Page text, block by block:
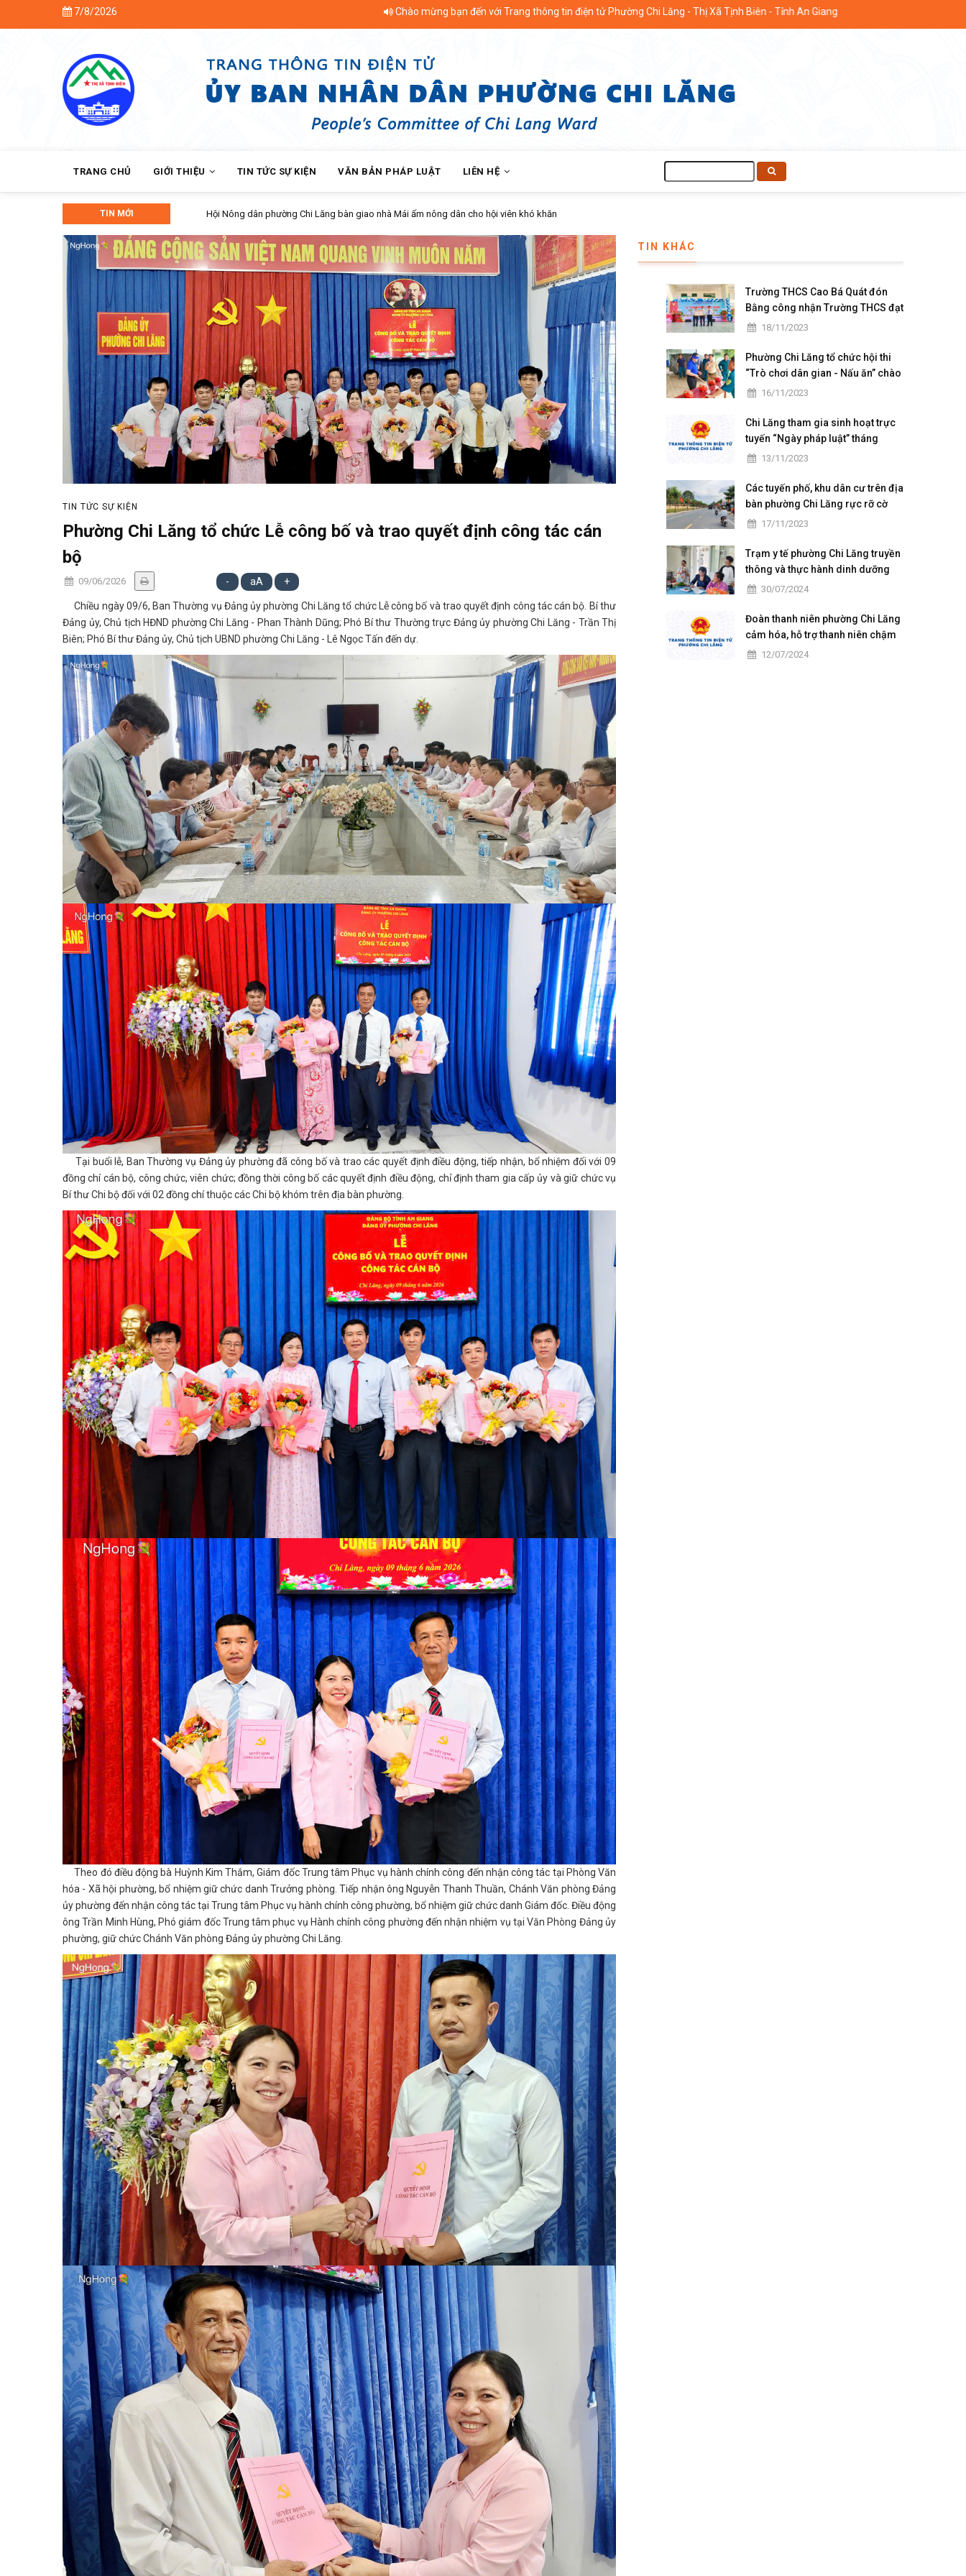
7/8/2026 Chào mừng bạn đến với Trang thông tin điện tử Phường Chi Lăng - Thị Xã Tịnh Biên - Tỉnh An Giang
NAVIGATION
TRANG CHỦ GIỚI THIỆU TIN TỨC SỰ KIỆN VĂN BẢN PHÁP LUẬT LIÊN HỆ
kiếm
TIN MỚIHội Nông dân phường Chi Lăng bàn giao nhà Mái ấm nông dân cho hội viên khó khăn
TIN TỨC SỰ KIỆN
Phường Chi Lăng tổ chức Lễ công bố và trao quyết định công tác cán
bộ
09/06/2026 - aA +
Chiều ngày 09/6, Ban Thường vụ Đảng ủy phường Chi Lăng tổ chức Lễ công bố và trao quyết định công tác cán bộ. Bí thư
Đảng ủy, Chủ tịch HĐND phường Chi Lăng - Phan Thành Dũng; Phó Bí thư Thường trực Đảng ủy phường Chi Lăng - Trần Thị
Biên; Phó Bí thư Đảng ủy, Chủ tịch UBND phường Chi Lăng - Lê Ngọc Tấn đến dự.
Tại buổi lễ, Ban Thường vụ Đảng ủy phường đã công bố và trao các quyết định điều động, tiếp nhận, bổ nhiệm đối với 09
đồng chí cán bộ, công chức, viên chức; đồng thời công bố các quyết định điều động, chỉ định tham gia cấp ủy và giữ chức vụ
Bí thư Chi bộ đối với 02 đồng chí thuộc các Chi bộ khóm trên địa bàn phường.
Theo đó điều động bà Huỳnh Kim Thắm, Giám đốc Trung tâm Phục vụ hành chính công đến nhận công tác tại Phòng Văn
hóa - Xã hội phường, bổ nhiệm giữ chức danh Trưởng phòng. Tiếp nhận ông Nguyễn Thanh Thuần, Chánh Văn phòng Đảng
ủy phường đến nhận công tác tại Trung tâm Phục vụ hành chính công phường, bổ nhiệm giữ chức danh Giám đốc. Điều động
ông Trần Minh Hùng, Phó giám đốc Trung tâm phục vụ Hành chính công phường đến nhận nhiệm vụ tại Văn Phòng Đảng ủy
phường, giữ chức Chánh Văn phòng Đảng ủy phường Chi Lăng.
TIN KHÁC
Trường THCS Cao Bá Quát đón
Bằng công nhận Trường THCS đạt
chuẩn Quốc gia mức độ I và họp
giáo Việt Nam
18/11/2023
Phường Chi Lăng tổ chức hội thi
“Trò chơi dân gian - Nấu ăn” chào
mừng ngày hội Đại đoàn kết toàn
16/11/2023
Chi Lăng tham gia sinh hoạt trực
tuyến “Ngày pháp luật” tháng
11/2023
13/11/2023
Các tuyến phố, khu dân cư trên địa
bàn phường Chi Lăng rực rỡ cờ
hoa ngày hội Đại đoàn kết toàn
17/11/2023
Trạm y tế phường Chi Lăng truyền
thông và thực hành dinh dưỡng
cho các bà mẹ có con nhỏ trên
30/07/2024
Đoàn thanh niên phường Chi Lăng
cảm hóa, hỗ trợ thanh niên chậm
tiến12/07/2024